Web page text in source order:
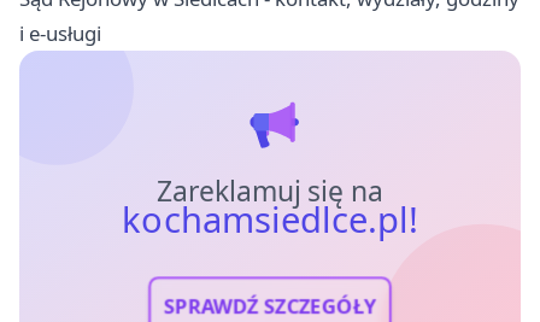
i e-usługi
Zareklamuj się na
kochamsiedlce.pl!
SPRAWDŹ SZCZEGÓŁY